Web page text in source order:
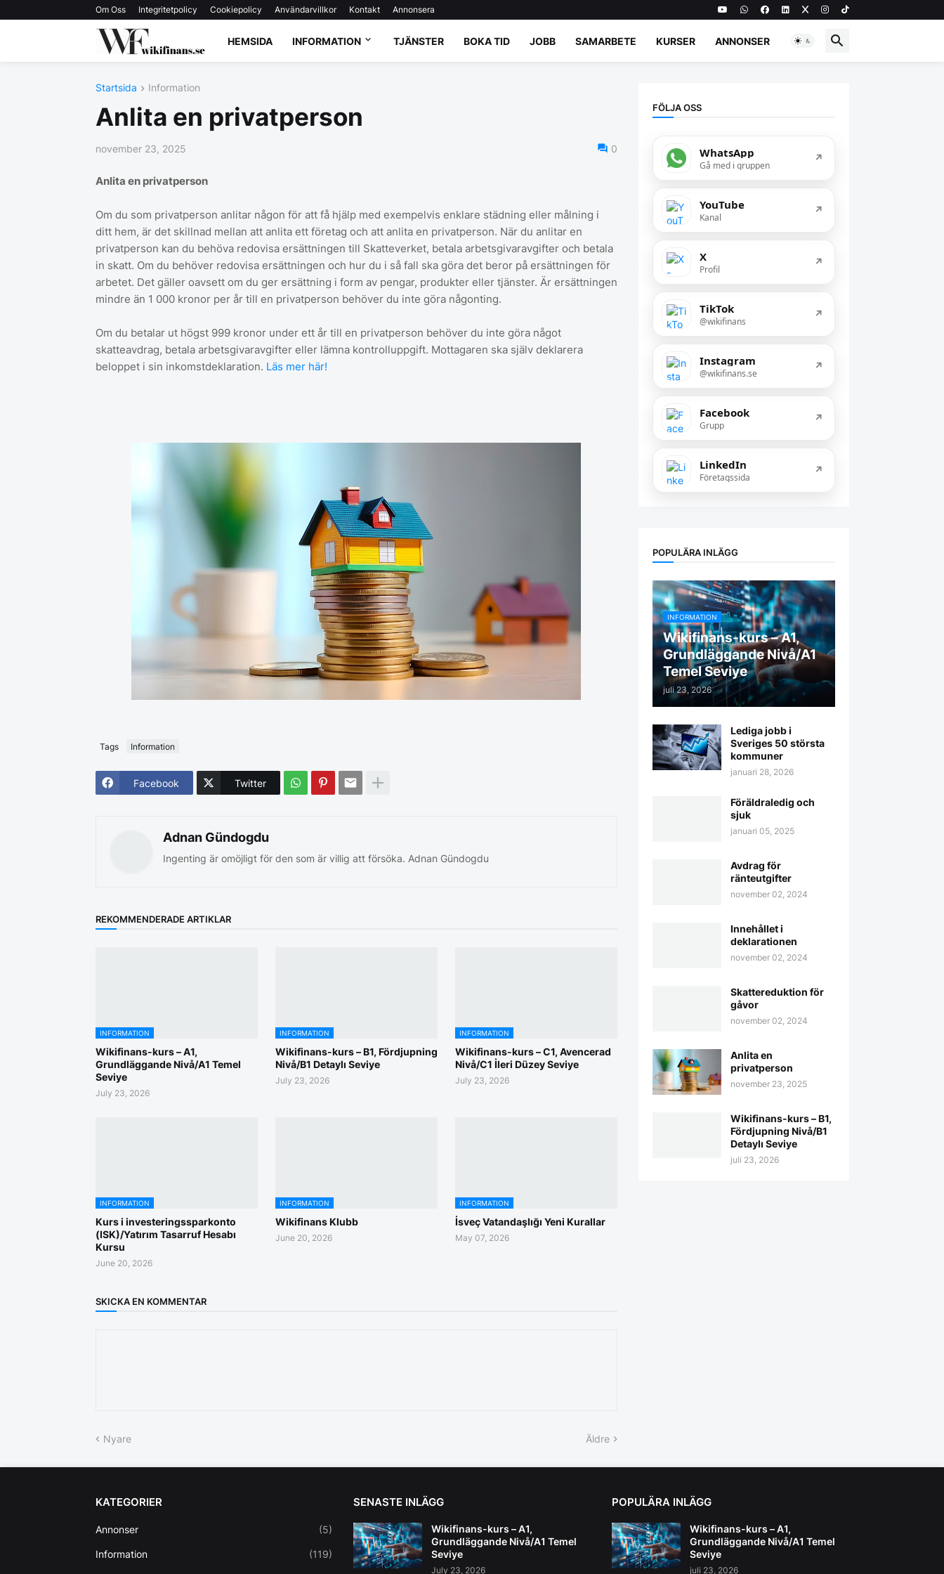
Om Oss Integritetpolicy Cookiepolicy Användarvillkor Kontakt Annonsera
HEMSIDA INFORMATION TJÄNSTER BOKA TID JOBB SAMARBETE KURSER ANNONSER
Startsida Information
Anlita en privatperson
november 23, 2025 0
Anlita en privatperson
Om du som privatperson anlitar någon för att få hjälp med exempelvis enklare städning eller målning i
ditt hem, är det skillnad mellan att anlita ett företag och att anlita en privatperson. När du anlitar en
privatperson kan du behöva redovisa ersättningen till Skatteverket, betala arbetsgivaravgifter och betala
in skatt. Om du behöver redovisa ersättningen och hur du i så fall ska göra det beror på ersättningen för
arbetet. Det gäller oavsett om du ger ersättning i form av pengar, produkter eller tjänster. Är ersättningen
mindre än 1 000 kronor per år till en privatperson behöver du inte göra någonting.
Om du betalar ut högst 999 kronor under ett år till en privatperson behöver du inte göra något
skatteavdrag, betala arbetsgivaravgifter eller lämna kontrolluppgift. Mottagaren ska själv deklarera
beloppet i sin inkomstdeklaration. Läs mer här!
Tags Information
Facebook Twitter
Adnan Gündogdu
Ingenting är omöjligt för den som är villig att försöka. Adnan Gündogdu
REKOMMENDERADE ARTIKLAR
INFORMATION
Wikifinans-kurs – A1,
Grundläggande Nivå/A1 Temel
Seviye
July 23, 2026
INFORMATION
Wikifinans-kurs – B1, Fördjupning
Nivå/B1 Detaylı Seviye
July 23, 2026
INFORMATION
Wikifinans-kurs – C1, Avencerad
Nivå/C1 İleri Düzey Seviye
July 23, 2026
INFORMATION
Kurs i investeringssparkonto
(ISK)/Yatırım Tasarruf Hesabı
Kursu
June 20, 2026
INFORMATION
Wikifinans Klubb
June 20, 2026
INFORMATION
İsveç Vatandaşlığı Yeni Kurallar
May 07, 2026
SKICKA EN KOMMENTAR
Nyare Äldre
FÖLJA OSS
WhatsApp
Gå med i gruppen
↗
YouTube
Kanal
↗
X
Profil
↗
TikTok
@wikifinans
↗
Instagram
@wikifinans.se
↗
Facebook
Grupp
↗
LinkedIn
Företagssida
↗
POPULÄRA INLÄGG
INFORMATION
Wikifinans-kurs – A1,
Grundläggande Nivå/A1
Temel Seviye
juli 23, 2026
Lediga jobb i
Sveriges 50 största
kommuner
januari 28, 2026
Föräldraledig och
sjuk
januari 05, 2025
Avdrag för
ränteutgifter
november 02, 2024
Innehållet i
deklarationen
november 02, 2024
Skattereduktion för
gåvor
november 02, 2024
Anlita en
privatperson
november 23, 2025
Wikifinans-kurs – B1,
Fördjupning Nivå/B1
Detaylı Seviye
juli 23, 2026
KATEGORIER
Annonser (5)
Information (119)
SENASTE INLÄGG
Wikifinans-kurs – A1,
Grundläggande Nivå/A1 Temel
Seviye
July 23, 2026
POPULÄRA INLÄGG
Wikifinans-kurs – A1,
Grundläggande Nivå/A1 Temel
Seviye
juli 23, 2026